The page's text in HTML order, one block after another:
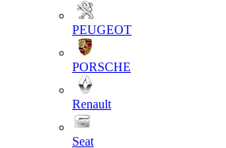
PEUGEOT
PORSCHE
Renault
Seat